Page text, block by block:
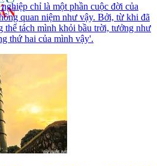
chỉ là một phần cuộc đời của
quan niệm như vậy. Bởi, từ khi đã
thể tách mình khỏi bầu trời, tưởng như
thứ hai của mình vậy'.